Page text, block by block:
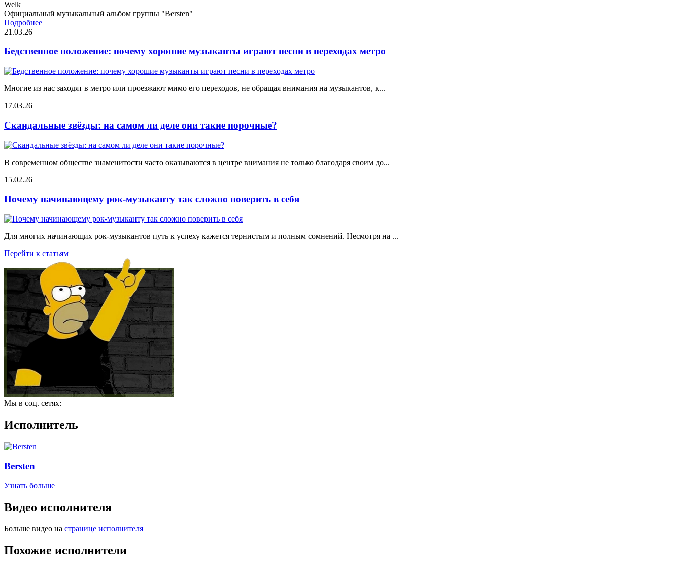
Welk
Официальный музыкальный альбом группы "Bersten"
Подробнее
21.03.26
Бедственное положение: почему хорошие музыканты играют песни в переходах метро
Многие из нас заходят в метро или проезжают мимо его переходов, не обращая внимания на музыкантов, к...
17.03.26
Скандальные звёзды: на самом ли деле они такие порочные?
В современном обществе знаменитости часто оказываются в центре внимания не только благодаря своим до...
15.02.26
Почему начинающему рок-музыканту так сложно поверить в себя
Для многих начинающих рок-музыкантов путь к успеху кажется тернистым и полным сомнений. Несмотря на ...
Перейти к статьям
Мы в соц. сетях:
Исполнитель
Bersten
Узнать больше
Видео исполнителя
Больше видео на странице исполнителя
Похожие исполнители